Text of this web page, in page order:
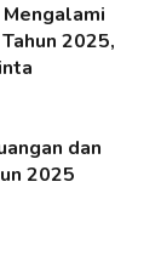
2025,
dan
2025